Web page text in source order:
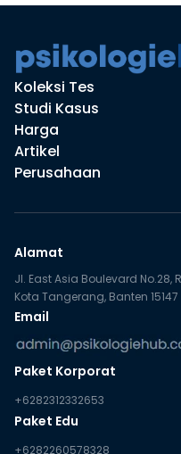
Koleksi Tes
Studi Kasus
Harga
Artikel
Perusahaan
Alamat
Jl. East Asia Boulevard No.28,
Kota Tangerang, Banten 15147
Email
Paket Korporat
+6282312332653
Paket Edu
+6282260578328